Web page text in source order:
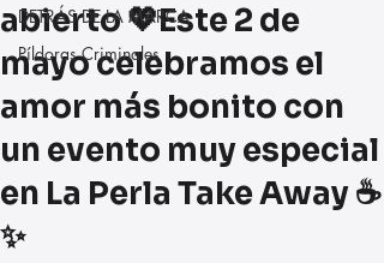
DETRÁS DE LA MARCA
Píldoras Criminales
abierto 💖Este 2 de
mayo celebramos el
amor más bonito con
un evento muy especial
en La Perla Take Away ☕
✨